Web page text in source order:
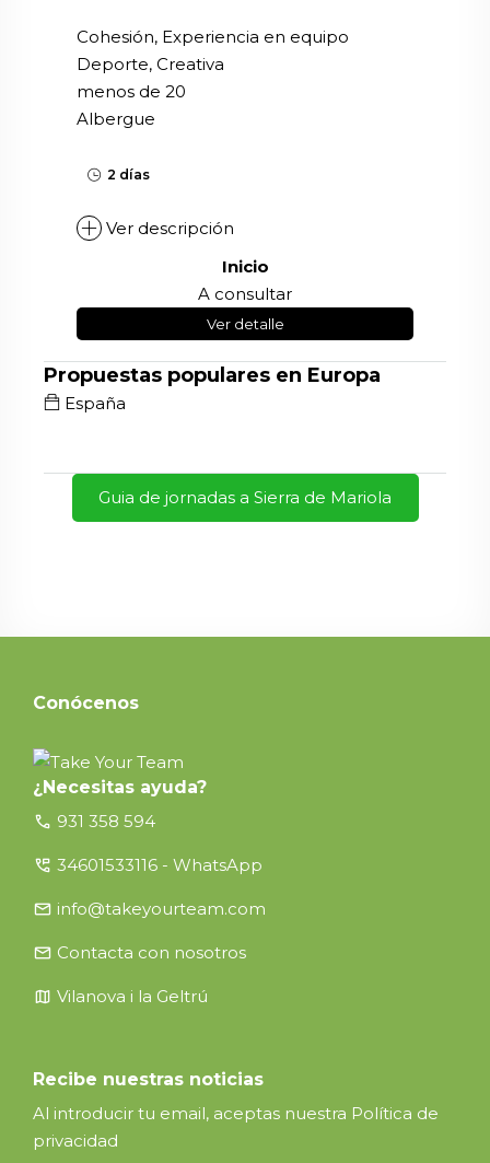
Cohesión, Experiencia en equipo
Deporte, Creativa
menos de 20
Albergue
2 días
Ver descripción
Inicio
A consultar
Ver detalle
Propuestas populares en Europa
España
Guia de jornadas a Sierra de Mariola
Conócenos
¿Necesitas ayuda?
call 931 358 594
perm_phone_msg 34601533116 - WhatsApp
email info@takeyourteam.com
email Contacta con nosotros
map Vilanova i la Geltrú
Recibe nuestras noticias
Al introducir tu email, aceptas nuestra Política de
privacidad